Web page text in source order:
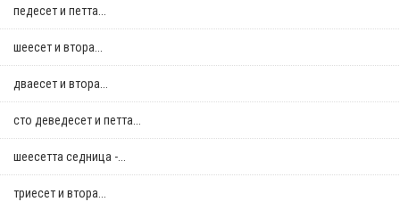
педесет и петта...
шеесет и втора...
дваесет и втора...
сто деведесет и петта...
шеесетта седница -...
триесет и втора...